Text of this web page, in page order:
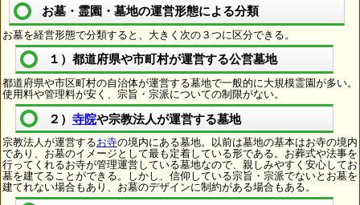
お墓・霊園・墓地の運営形態による分類
お墓を経営形態で分類すると、大きく次の３つに区分できる。
１）都道府県や市町村が運営する公営墓地
都道府県や市区町村の自治体が運営する墓地で一般的に大規模霊園が多い。
使用料や管理料が安く、宗旨・宗派についての制限がない。
２） 寺院や宗教法人が運営する墓地
宗教法人が運営するお寺の境内にある墓地。以前は墓地の基本はお寺の境内
であり、お墓のイメージとして最も定着している形である。お葬式や法事を
行ってくれるお寺が管理運営している墓地なので、親しみやすく安心してお
墓を建てることができる。しかし、信仰している宗旨・宗派でないとお墓を
建てれない場合もあり、お墓のデザインに制約がある場合もある。